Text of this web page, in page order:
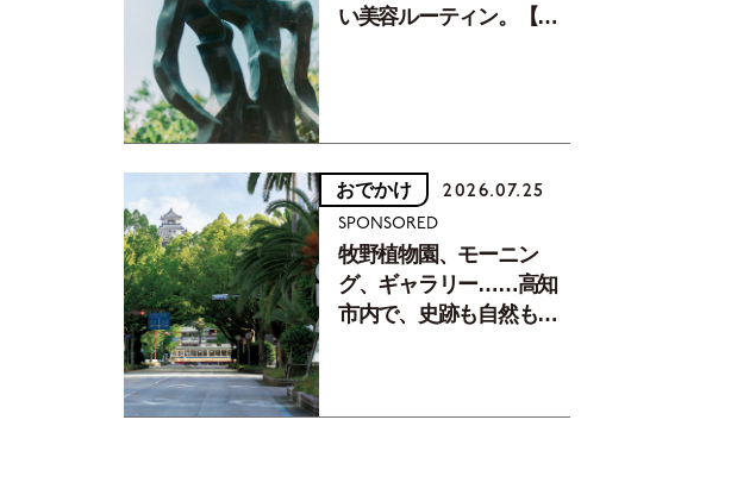
い美容ルーティン。【中
おでかけ 2026.07.25
SPONSORED
牧野植物園、モーニン
グ、ギャラリー……高知
市内で、史跡も自然もグ